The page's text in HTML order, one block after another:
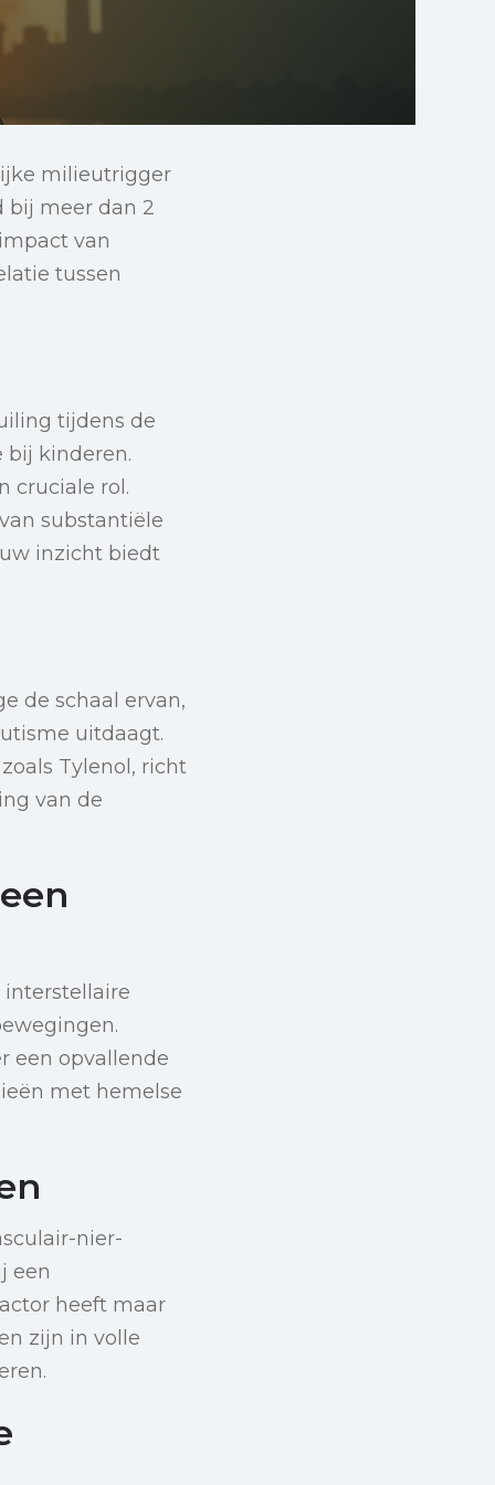
milieutrigger
bij meer dan 2
van
tussen
tijdens de
bij kinderen.
cruciale rol.
substantiële
inzicht biedt
de schaal ervan,
uitdaagt.
Tylenol, richt
van de
een opvallende
met hemelse
nier-
een
heeft maar
zijn in volle